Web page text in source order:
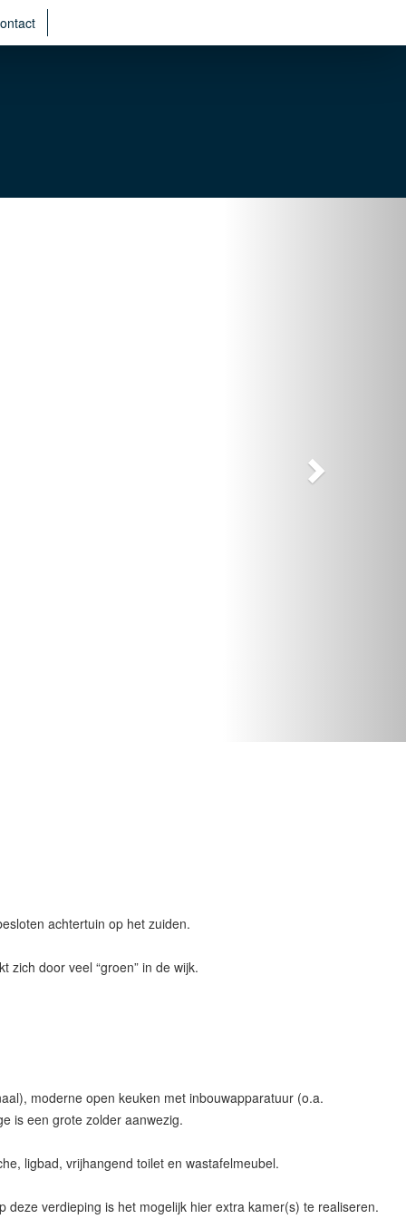
achtertuin op het zuiden.
door veel “groen” in de wijk.
moderne open keuken met inbouwapparatuur (o.a.
is een grote zolder aanwezig.
ligbad, vrijhangend toilet en wastafelmeubel.
verdieping is het mogelijk hier extra kamer(s) te realiseren.